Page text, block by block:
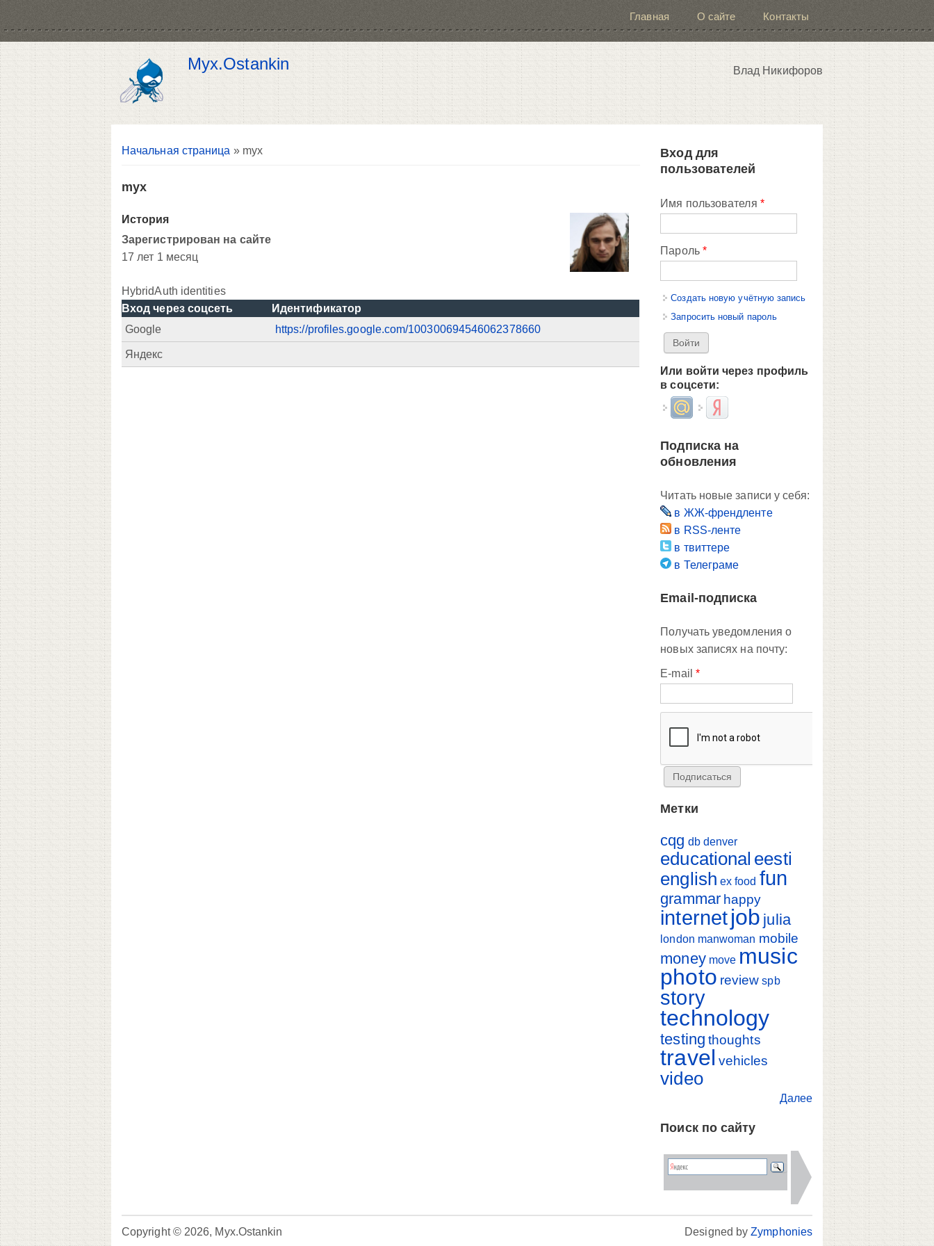
Главная О сайте Контакты
Myx.Ostankin Влад Никифоров
Вы здесь
Начальная страница » myx
myx
История
Зарегистрирован на сайте
17 лет 1 месяц
HybridAuth identities
Вход через соцсеть
Идентификатор
Google
https://profiles.google.com/100300694546062378660
Яндекс
Вход для
пользователей
Имя пользователя *
Пароль *
Создать новую учётную запись
Запросить новый пароль
Или войти через профиль
в соцсети:
Login with Mail.ruLogin with Яндекс
Подписка на
обновления
Читать новые записи у себя:
в ЖЖ-френдленте
в RSS-ленте
в твиттере
в Телеграме
Email-подписка
Получать уведомления о
новых записях на почту:
E-mail *
Метки
cqg db denver
educational eesti
english ex food fun
grammar happy
internetjob julia
london manwoman mobile
money move music
photo review spb
story
technology
testing thoughts
travel vehicles
video
Далее
Поиск по сайту
Copyright © 2026, Myx.Ostankin Designed byZymphonies